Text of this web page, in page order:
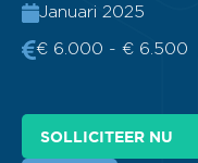
Januari 2025
€ 6.000 - € 6.500
SOLLICITEER NU